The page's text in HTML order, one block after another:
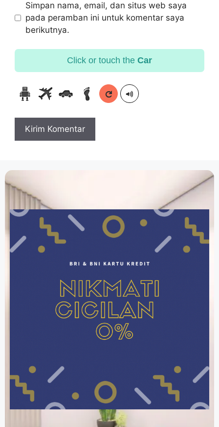
Simpan nama, email, dan situs web saya
pada peramban ini untuk komentar saya
berikutnya.
Click or touch the Car